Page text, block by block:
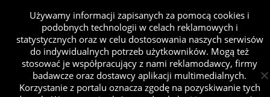
Używamy informacji zapisanych za pomocą cookies i
podobnych technologii w celach reklamowych i
statystycznych oraz w celu dostosowania naszych serwisów
do indywidualnych potrzeb użytkowników. Mogą też
stosować je współpracujący z nami reklamodawcy, firmy
badawcze oraz dostawcy aplikacji multimedialnych.
Korzystanie z portalu oznacza zgodę na pozyskiwanie tych